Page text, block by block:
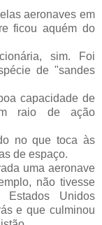
aeronaves em
ficou aquém do
sim. Foi
de "sandes
capacidade de
raio de ação
no que toca às
de espaço.
uma aeronave
não tivesse
Unidos
e que culminou